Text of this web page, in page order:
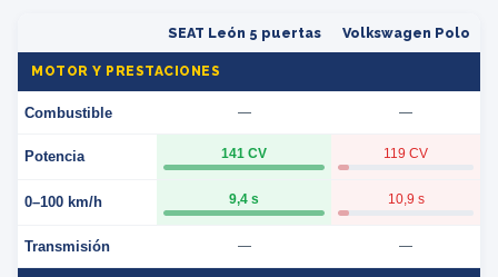
SEAT León 5 puertas Volkswagen Polo
MOTOR Y PRESTACIONES
Combustible — —
Potencia 141 CV 119 CV
0–100 km/h 9,4 s 10,9 s
Transmisión — —